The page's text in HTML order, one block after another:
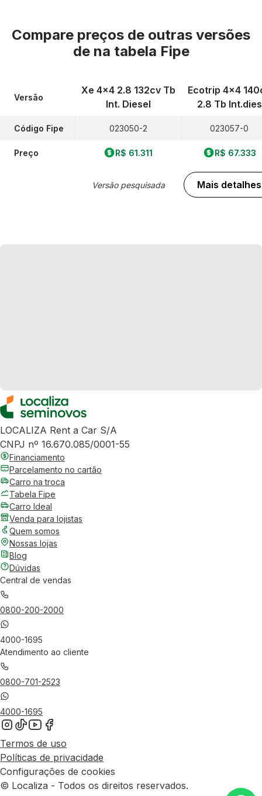
Compare preços de outras versões
de na tabela Fipe
Versão
Código Fipe
Preço
Xe 4x4 2.8 132cv Tb
Int. Diesel
023050-2
R$ 61.311
Versão pesquisada
Ecotrip 4x4
2.8 Tb Int.dies
023057-0
R$ 67.333
Mais detalhes
LOCALIZA Rent a Car S/A
CNPJ nº 16.670.085/0001-55
Financiamento
Parcelamento no cartão
Carro na troca
Tabela Fipe
Carro Ideal
Venda para lojistas
Quem somos
Nossas lojas
Blog
Dúvidas
Central de vendas
0800-200-2000
4000-1695
Atendimento ao cliente
0800-701-2523
4000-1695
Termos de uso
Políticas de privacidade
Configurações de cookies
© Localiza - Todos os direitos reservados.